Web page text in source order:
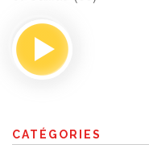
CATÉGORIES